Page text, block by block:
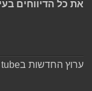
את כל הדיווחים
ערוץ החדשות בyou tube